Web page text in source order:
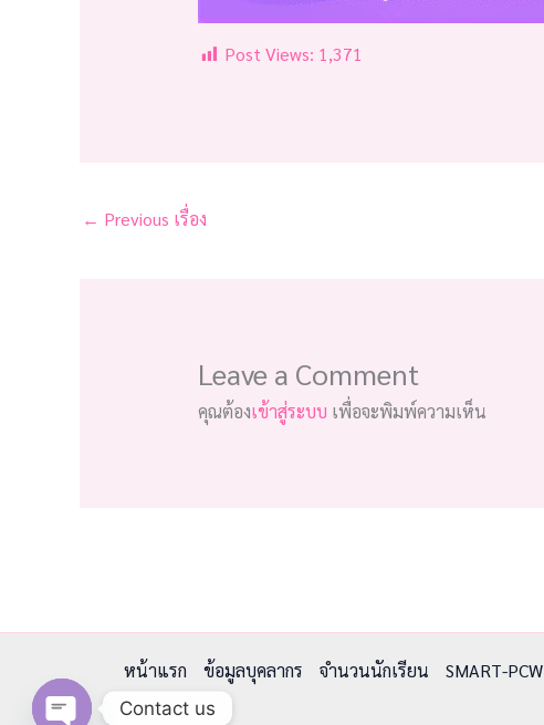
Post Views: 1,371
← Previous เรื่อง
Leave a Comment
คุณต้องเข้าสู่ระบบ เพื่อจะพิมพ์ความเห็น
หน้าแรก ข้อมูลบุคลากร จำนวนนักเรียน SMART-PCW
Contact us